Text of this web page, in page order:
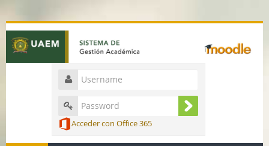
Acceder con Office 365